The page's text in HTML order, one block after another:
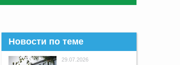
Новости по теме
29.07.2026